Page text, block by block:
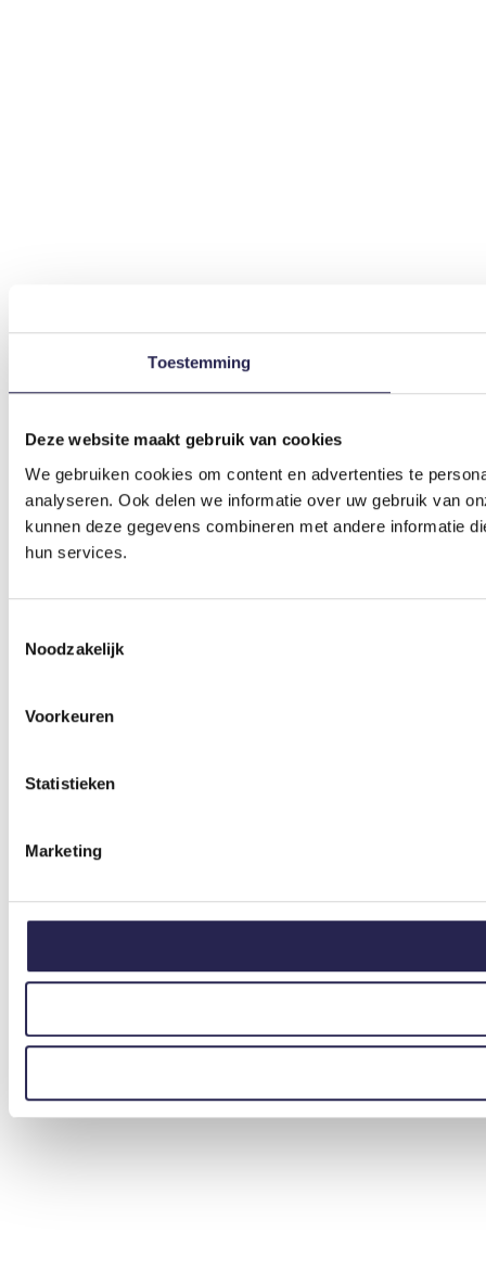
Toestemming
Deze website maakt gebruik van cookies
We gebruiken cookies om content en advertenties te
analyseren. Ook delen we informatie over uw gebruik van
kunnen deze gegevens combineren met andere informatie
hun services.
Noodzakelijk
Voorkeuren
Statistieken
Marketing